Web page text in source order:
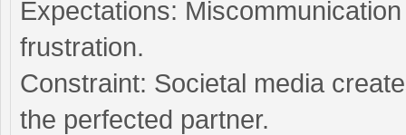
Expectations:
frustration.
Constraint: Societal media
the perfected partner.